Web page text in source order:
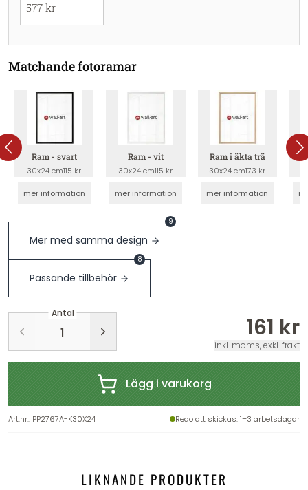
577 kr
Matchande fotoramar
Ram - svart
30x24 cm115 kr
mer information
Ram - vit
30x24 cm115 kr
mer information
Ram i äkta trä
30x24 cm173 kr
mer information
Mer med samma design
9
Passande tillbehör
8
Antal
161 kr
inkl. moms, exkl. frakt
Lägg i varukorg
Art.nr.: PP2767A-K30X24 Redo att skickas: 1–3 arbetsdagar
LIKNANDE PRODUKTER